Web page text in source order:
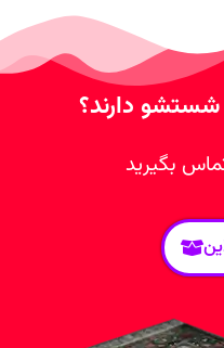
شستشو دارند؟
بگیرید